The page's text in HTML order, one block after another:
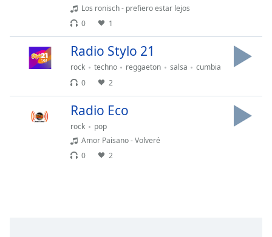
Done
window.
Los ronisch - prefiero estar lejos
0
1
Radio Stylo 21
rock techno reggaeton salsa
cumbia
0
2
Radio Eco
rock
pop
Amor Paisano - Volveré
0
2